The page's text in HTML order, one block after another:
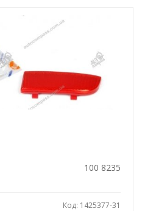
100 8235
Код: 1425377-31